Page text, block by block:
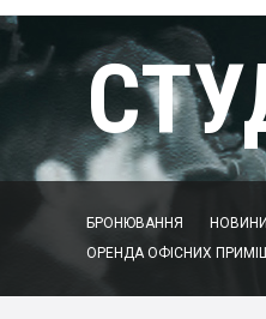
БРОНЮВАННЯ НОВИНИ
ОРЕНДА ОФІСНИХ